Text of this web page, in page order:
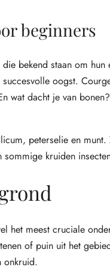
beginners
bekend staan om
oogst.
wat dacht je van
peterselie en
kruiden
het meest cruciale
of puin uit het
onkruid.